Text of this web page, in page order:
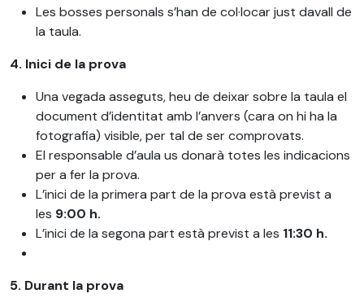
Les bosses personals s’han de col·locar just davall de
la taula.
4. Inici de la prova
Una vegada asseguts, heu de deixar sobre la taula el
document d’identitat amb l’anvers (cara on hi ha la
fotografia) visible, per tal de ser comprovats.
El responsable d’aula us donarà totes les indicacions
per a fer la prova.
L’inici de la primera part de la prova està previst a
les 9:00 h.
L’inici de la segona part està previst a les 11:30 h.
5. Durant la prova